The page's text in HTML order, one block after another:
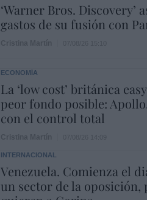
‘Warner Bros. Discovery’
gastos de su fusión con
ECONOMÍA
La ‘low cost’ británica
peor fondo posible:
con el control total
INTERNACIONAL
Venezuela. Comienza el
un sector de la oposición,